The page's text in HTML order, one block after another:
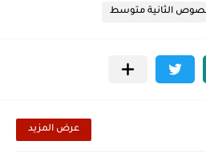
الثانية متوسط
عرض المزيد